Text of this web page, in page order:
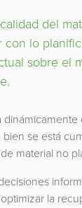
del
lo
sobre el
se está
material no
la